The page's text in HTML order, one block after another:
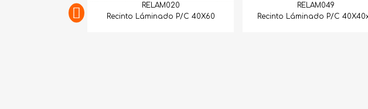
RELAM020
Recinto Láminado P/C 40X60
RELAM049
Recinto Láminado P/C 40X40x4